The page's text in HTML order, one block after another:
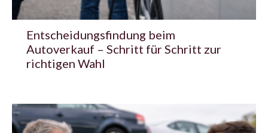
Entscheidungsfindung beim
Autoverkauf – Schritt für Schritt zur
richtigen Wahl